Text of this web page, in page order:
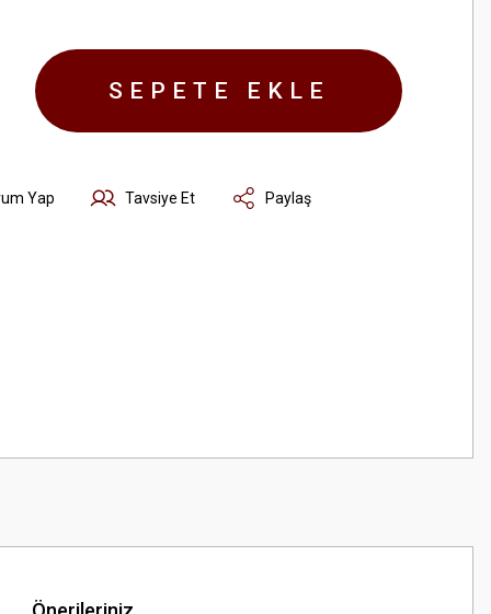
SEPETE EKLE
Yap Tavsiye Et Paylaş